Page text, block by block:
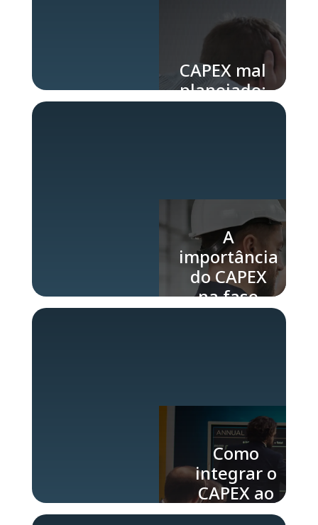
CAPEX mal
planejado:
os riscos
A
importância
do CAPEX
na fase
inicial de
Como
integrar o
CAPEX ao
planejamento